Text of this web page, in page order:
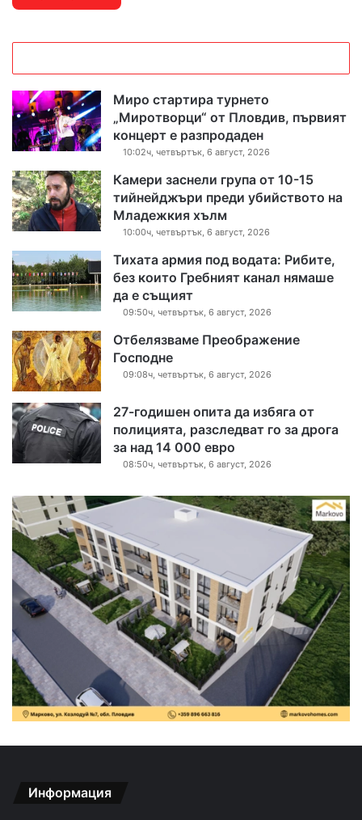
Миро стартира турнето
„Миротворци“ от Пловдив, първият
концерт е разпродаден
10:02ч, четвъртък, 6 август, 2026
Камери заснели група от 10-15
тийнейджъри преди убийството на
Младежкия хълм
10:00ч, четвъртък, 6 август, 2026
Тихата армия под водата: Рибите,
без които Гребният канал нямаше
да е същият
09:50ч, четвъртък, 6 август, 2026
Отбелязваме Преображение
Господне
09:08ч, четвъртък, 6 август, 2026
27-годишен опита да избяга от
полицията, разследват го за дрога
за над 14 000 евро
08:50ч, четвъртък, 6 август, 2026
Информация